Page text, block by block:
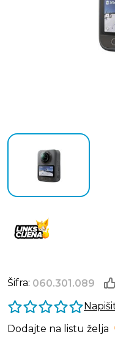
Šifra: 060.301.089
Dodajte na listu želja